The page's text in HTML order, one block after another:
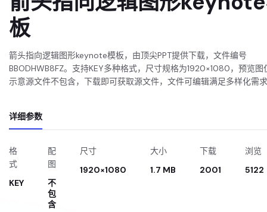
板
箭头指向逻辑图形keynote模板，由顶尖PPT提供下载，文件编号
BBODHWB8FZ。支持KEY多种格式，尺寸规格为1920×1080，预览图
示意源文件不包含，下载即可获取源文件，文件可编辑满足多样化需
详细参数
格
式
KEY
配
图
不
包
含
尺寸
1920×1080
大小
1.7 MB
下载
2001
浏览
5122